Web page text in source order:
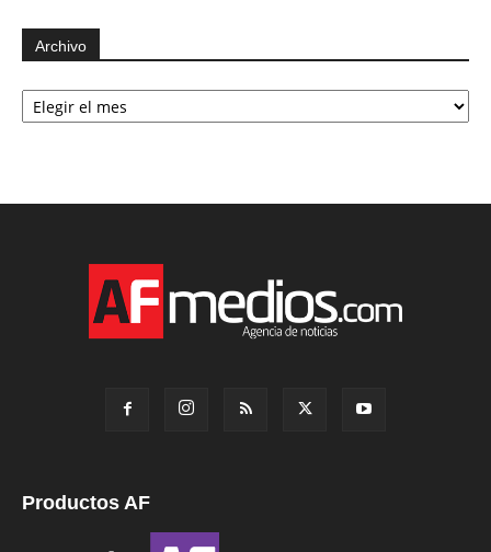
Archivo
Archivo
Productos AF